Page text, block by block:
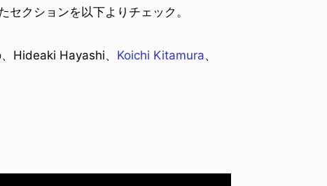
クションを以下よりチェック。
Hideaki Hayashi、 Koichi Kitamura、